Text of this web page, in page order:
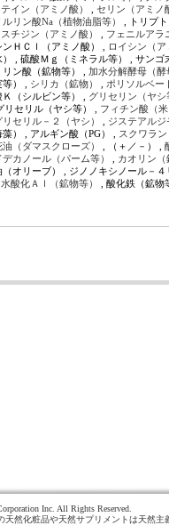
イン（アミノ酸）
セリン（アミノ
ルリン酸Na（植物油脂等）
, トリプ
スチジン（アミノ酸）
フェニルアラ
ンＨＣｌ（アミノ酸） ,
ロイシン（
） , 硫酸Ｍｇ（ミネラル等） , サン
ン酸（鉱物等） , 加水分解酵母（
） ,
シリカ（鉱物）
ポリソルベー
Ｋ（シルビン等） ,
グリセリン（ヤ
リセリル（ヤシ等） ,
フィチン酸（
セリル－２（ヤシ）
ジステアル
藻） , アルギン酸（PG） ,
スクワラ
（ダマスクローズ） , （＋／－） ,
カノール（パーム等）
カオリン
（オリーブ） , ジノノキシノール－
水酸化Ａｌ（鉱物等） , 酸化鉄（鉱物
Inc. All Rights Reserved.
天然化粧品や天然サプリメントは天然主